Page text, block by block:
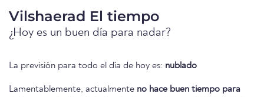
Vilshaerad El tiempo
¿Hoy es un buen día para nadar?
La previsión para todo el día de hoy es: nublado
Lamentablemente, actualmente no hace buen tiempo para